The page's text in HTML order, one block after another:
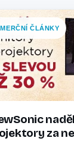
ČLÁNKY
za